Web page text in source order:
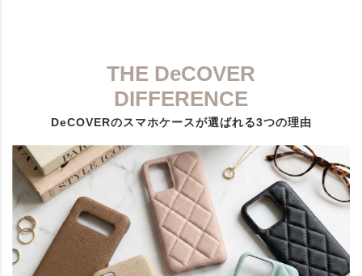
THE DeCOVER
DIFFERENCE
DeCOVERのスマホケースが選ばれる3つの理由